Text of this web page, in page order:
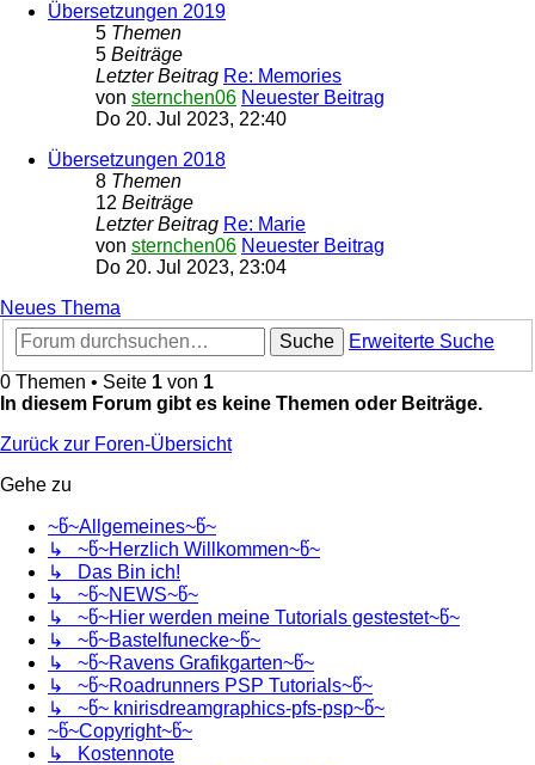
Übersetzungen 2019
5 Themen
5 Beiträge
Letzter Beitrag Re: Memories
von sternchen06 Neuester Beitrag
Do 20. Jul 2023, 22:40
Übersetzungen 2018
8 Themen
12 Beiträge
Letzter Beitrag Re: Marie
von sternchen06 Neuester Beitrag
Do 20. Jul 2023, 23:04
Neues Thema
Suche
Erweiterte Suche
0 Themen • Seite 1 von 1
In diesem Forum gibt es keine Themen oder Beiträge.
Zurück zur Foren-Übersicht
Gehe zu
~წ~Allgemeines~წ~
↳ ~წ~Herzlich Willkommen~წ~
↳ Das Bin ich!
↳ ~წ~NEWS~წ~
↳ ~წ~Hier werden meine Tutorials gestestet~წ~
↳ ~წ~Bastelfunecke~წ~
↳ ~წ~Ravens Grafikgarten~წ~
↳ ~წ~Roadrunners PSP Tutorials~წ~
↳ ~წ~ knirisdreamgraphics-pfs-psp~წ~
~წ~Copyright~წ~
↳ Kostennote